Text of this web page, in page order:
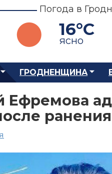
Погода в
16°C
ясно
ГРОДНЕНЩИНА